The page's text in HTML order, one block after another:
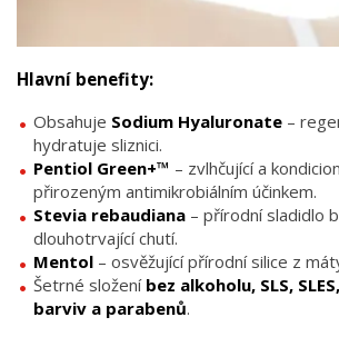
Hlavní benefity:
Obsahuje Sodium Hyaluronate –
hydratuje sliznici.
Pentiol Green+™ – zvlhčující a
přirozeným antimikrobiálním účinkem.
Stevia rebaudiana – přírodní sladidlo
dlouhotrvající chutí.
Mentol – osvěžující přírodní silice z
Šetrné složení bez alkoholu, SLS,
barviv a parabenů.